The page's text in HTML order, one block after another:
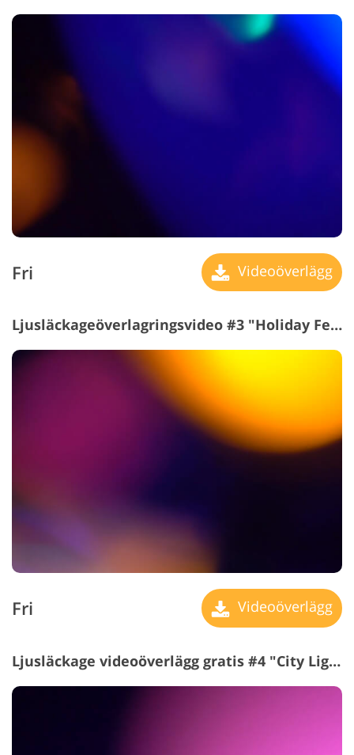
Fri Videoöverlägg
Ljusläckageöverlagringsvideo #3 "Holiday Feel"
Fri Videoöverlägg
Ljusläckage videoöverlägg gratis #4 "City Lights"